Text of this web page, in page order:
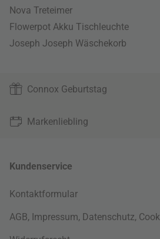
Nova Treteimer
Flowerpot Akku Tischleuchte
Joseph Joseph Wäschekorb
Connox Geburtstag
Markenliebling
Kundenservice
Kontaktformular
AGB, Impressum, Datenschutz,